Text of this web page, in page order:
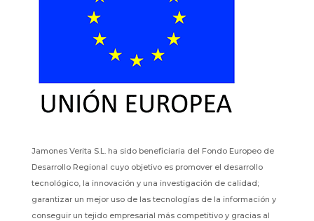
Jamones Verita S.L. ha sido beneficiaria del Fondo Europeo de
Desarrollo Regional cuyo objetivo es promover el desarrollo
tecnológico, la innovación y una investigación de calidad;
garantizar un mejor uso de las tecnologías de la información y
conseguir un tejido empresarial más competitivo y gracias al